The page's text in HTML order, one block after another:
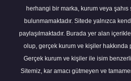
herhangi bir marka, kurum veya şahıs
bulunmamaktadır. Sitede yalnızca
paylaşılmaktadır. Burada yer alan
olup, gerçek kurum ve kişiler hakkında
Gerçek kurum ve kişiler ile isim
Sitemiz, kar amacı gütmeyen ve